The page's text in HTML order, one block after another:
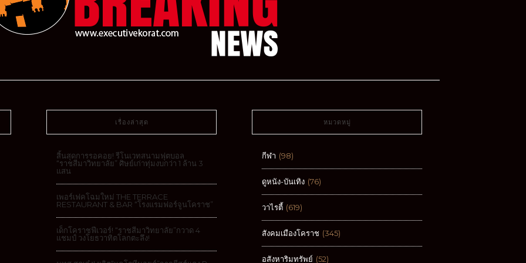
เรื่องล่าสุด
สิ้นสุดการรอคอย! รีโนเวทสนามฟุตบอล
“ราชสีมาวิทยาลัย” ศิษย์เก่าทุ่มงบกว่า 1 ล้าน 3
แสน
เพอร์เฟคโฉมใหม่ THE TERRACE
RESTAURANT & BAR “โรงแรมฟอร์จูนโคราช”
เด็กโคราชฟีเวอร์! “ราชสีมาวิทยาลัย”กวาด 4
แชมป์ วงโยธวาทิตโลกตะลึง!
หมวดหมู่
กีฬา (98)
ดูหนัง-บันเทิง (76)
วาไรตี้ (619)
สังคมเมืองโคราช (345)
อสังหาริมทรัพย์ (52)